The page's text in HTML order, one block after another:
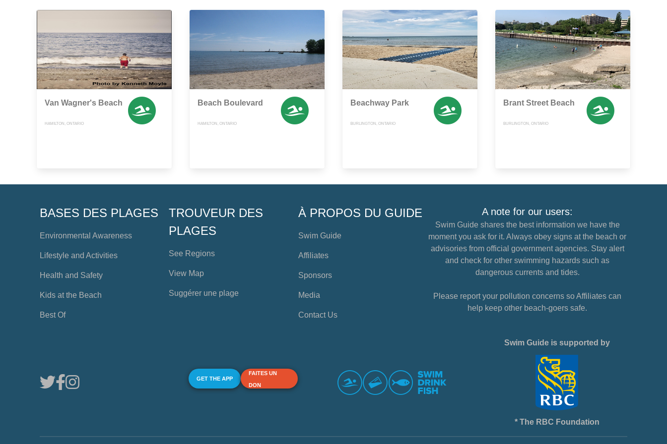
Van Wagner's Beach
HAMILTON, ONTARIO
Beach Boulevard
HAMILTON, ONTARIO
Beachway Park
BURLINGTON, ONTARIO
Brant Street Beach
BURLINGTON, ONTARIO
BASES DES PLAGES
Environmental Awareness
Lifestyle and Activities
Health and Safety
Kids at the Beach
Best Of
TROUVEUR DES
PLAGES
See Regions
View Map
Suggérer une plage
À PROPOS DU GUIDE
Swim Guide
Affiliates
Sponsors
Media
Contact Us
A note for our users:
Swim Guide shares the best information we have the
moment you ask for it. Always obey signs at the beach or
advisories from official government agencies. Stay alert
and check for other swimming hazards such as
dangerous currents and tides.
Please report your pollution concerns so Affiliates can
help keep other beach-goers safe.
GET THE APP
FAITES UN
DON
Swim Guide is supported by
* The RBC Foundation